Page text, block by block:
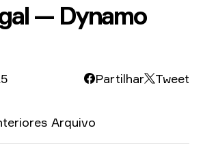
— Dynamo
Partilhar Tweet
Arquivo